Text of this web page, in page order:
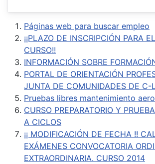
Páginas web para buscar empleo
¡¡PLAZO DE INSCRIPCIÓN PARA
CURSO!!
INFORMACIÓN SOBRE
PORTAL DE ORIENTACIÓN
JUNTA DE COMUNIDADES DE C-
Pruebas libres mantenimiento
CURSO PREPARATORIO Y
A CICLOS
¡¡ MODIFICACIÓN DE FECHA !!
EXÁMENES CONVOCATORIA
EXTRAORDINARIA. CURSO 2014